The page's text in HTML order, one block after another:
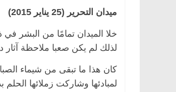
ميدان التحرير (25 يناير 2015)
خلا الميدان تمامًا من البشر في
لذلك لم يكن صعبا ملاحظة
كان هذا ما تبقى من شيماء
لمبادئها وشاركت زملائها